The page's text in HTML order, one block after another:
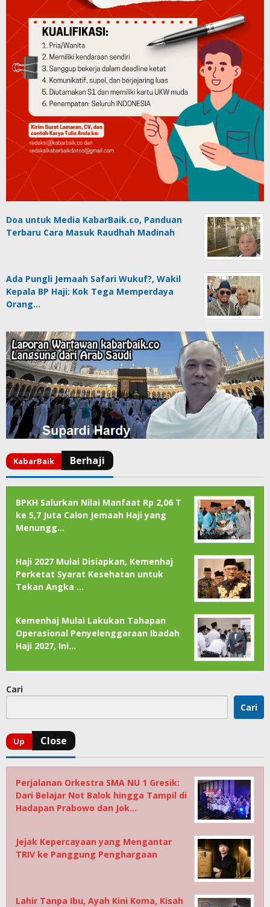
Doa untuk Media KabarBaik.co, Panduan
Terbaru Cara Masuk Raudhah Madinah
Ada Pungli Jemaah Safari Wukuf?, Wakil
Kepala BP Haji: Kok Tega Memperdaya
Orang…
BPKH Salurkan Nilai Manfaat Rp 2,06 T
ke 5,7 Juta Calon Jemaah Haji yang
Menungg…
Haji 2027 Mulai Disiapkan, Kemenhaj
Perketat Syarat Kesehatan untuk
Tekan Angka …
Kemenhaj Mulai Lakukan Tahapan
Operasional Penyelenggaraan Ibadah
Haji 2027, Ini…
Cari
Cari
Perjalanan Orkestra SMA NU 1 Gresik:
Dari Belajar Not Balok hingga Tampil di
Hadapan Prabowo dan Jok…
Jejak Kepercayaan yang Mengantar
TRIV ke Panggung Penghargaan
Lahir Tanpa Ibu, Ayah Kini Koma, Kisah